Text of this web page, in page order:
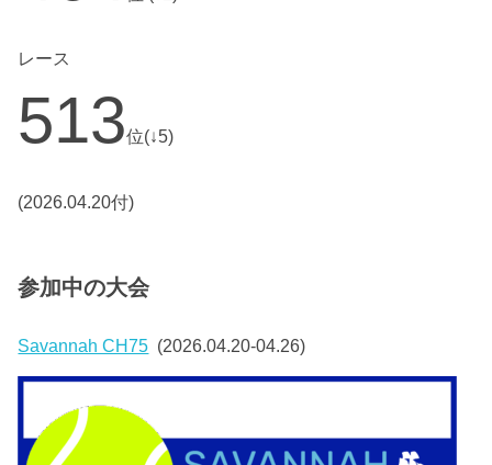
レース
513位(↓5)
(2026.04.20付)
参加中の大会
Savannah CH75 (2026.04.20-04.26)